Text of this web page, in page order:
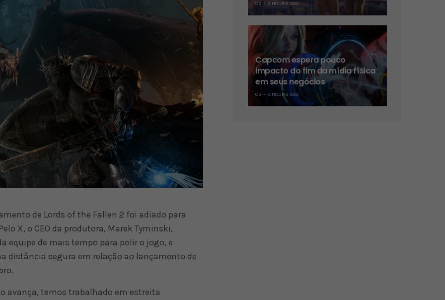
de Lords of the Fallen 2 foi adiado para
X, o CEO da produtora, Marek Tyminski,
equipe de mais tempo para polir o jogo, e
distância segura em relação ao lançamento de
avança, temos trabalhado em estreita
OS 3 HOURS AGO
Capcom espera pouco
impacto do fim da mídia física
em seus negócios
OS 3 HOURS AGO